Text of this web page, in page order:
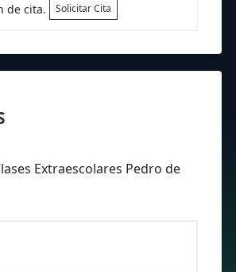
de cita.
Solicitar Cita
Extraescolares Pedro de